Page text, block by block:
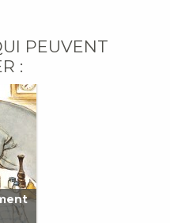
PEUVENT
: